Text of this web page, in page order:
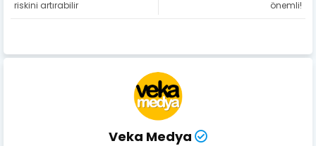
önemli!
riskini artırabilir
Veka Medya